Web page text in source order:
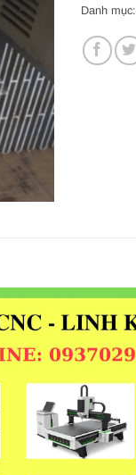
Danh mục: